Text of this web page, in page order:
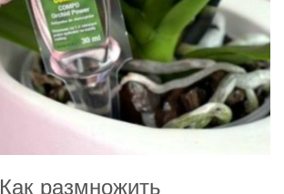
Как размножить